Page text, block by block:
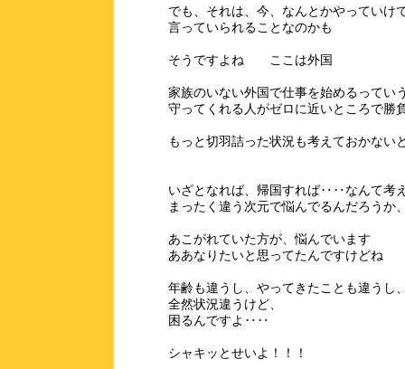
でも、それは、今、なんとかやっていけ
言っていられることなのかも
そうですよね ここは外国
家族のいない外国で仕事を始めるってい
守ってくれる人がゼロに近いところで勝
もっと切羽詰った状況も考えておかない
いざとなれば、帰国すれば‥‥なんて考
まったく違う次元で悩んでるんだろうか
あこがれていた方が、悩んでいます
ああなりたいと思ってたんですけどね
年齢も違うし、やってきたことも違うし
全然状況違うけど、
困るんですよ‥‥
シャキッとせいよ！！！